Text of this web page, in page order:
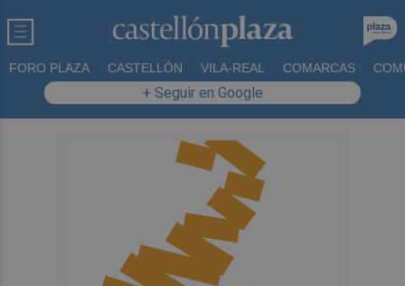
FORO PLAZA CASTELLÓN VILA-REAL COMARCAS
+ Seguir en Google